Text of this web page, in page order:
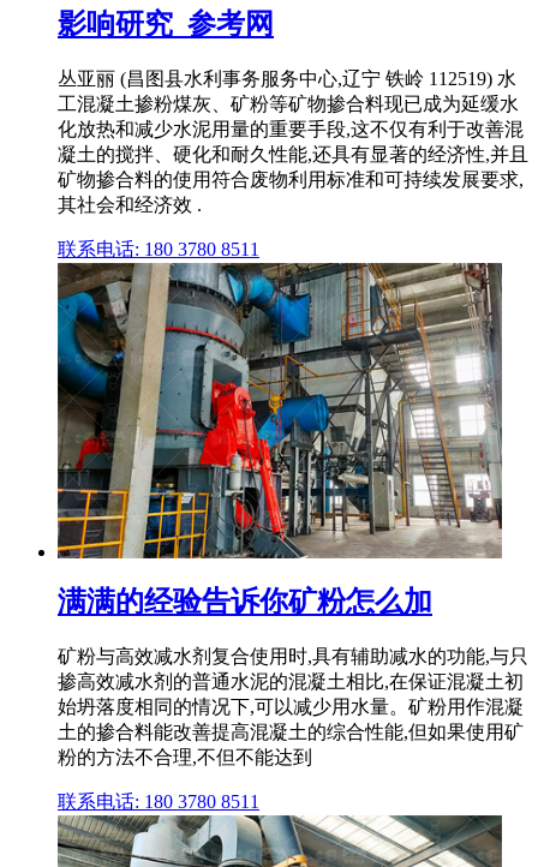
影响研究_参考网
丛亚丽 (昌图县水利事务服务中心,辽宁 铁岭 112519) 水
工混凝土掺粉煤灰、矿粉等矿物掺合料现已成为延缓水
化放热和减少水泥用量的重要手段,这不仅有利于改善混
凝土的搅拌、硬化和耐久性能,还具有显著的经济性,并且
矿物掺合料的使用符合废物利用标准和可持续发展要求,
其社会和经济效 .
联系电话: 180 3780 8511
满满的经验告诉你矿粉怎么加
矿粉与高效减水剂复合使用时,具有辅助减水的功能,与只
掺高效减水剂的普通水泥的混凝土相比,在保证混凝土初
始坍落度相同的情况下,可以减少用水量。矿粉用作混凝
土的掺合料能改善提高混凝土的综合性能,但如果使用矿
粉的方法不合理,不但不能达到
联系电话: 180 3780 8511